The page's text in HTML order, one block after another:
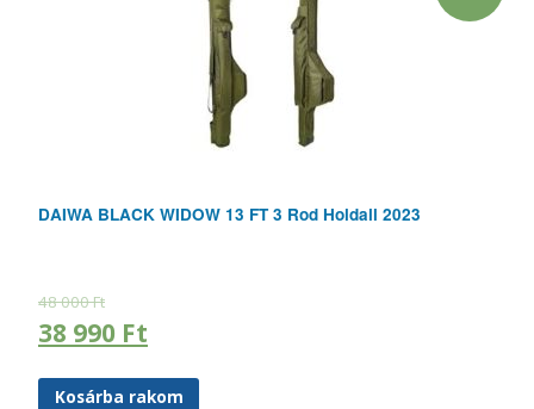
DAIWA BLACK WIDOW 13 FT 3 Rod Holdall 2023
48 000Ft
38 990 Ft
Kosárba rakom